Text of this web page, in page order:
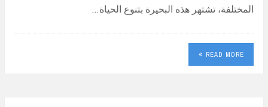
المختلفة، تشتهر هذه البحيرة بتنوع الحياة…
READ MORE